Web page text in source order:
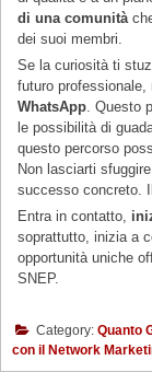
di una comunità
dei suoi membri.
Se la curiosità ti
futuro professionale,
WhatsApp . Questo
le possibilità di
questo percorso
Non lasciarti
successo concreto.
Entra in contatto,
soprattutto, inizia a
opportunità uniche
SNEP.
Category: Quanto
con il Network